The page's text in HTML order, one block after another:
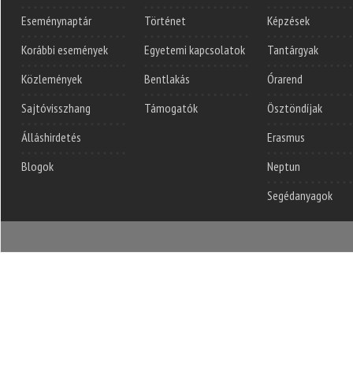
Eseménynaptár
Korábbi események
Közlemények
Sajtóvisszhang
Álláshirdetés
Blogok
Történet
Egyetemi kapcsolatok
Bentlakás
Támogatók
Képzések
Tantárgyak
Órarend
Ösztöndíjak
Erasmus
Neptun
Segédanyagok